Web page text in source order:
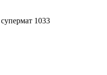
1033